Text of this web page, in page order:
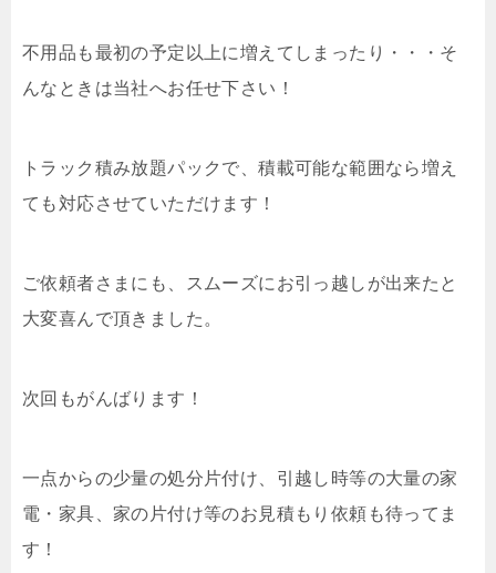
不用品も最初の予定以上に増えてしまったり・・・そ
んなときは当社へお任せ下さい！
トラック積み放題パックで、積載可能な範囲なら増え
ても対応させていただけます！
ご依頼者さまにも、スムーズにお引っ越しが出来たと
大変喜んで頂きました。
次回もがんばります！
一点からの少量の処分片付け、引越し時等の大量の家
電・家具、家の片付け等のお見積もり依頼も待ってま
す！